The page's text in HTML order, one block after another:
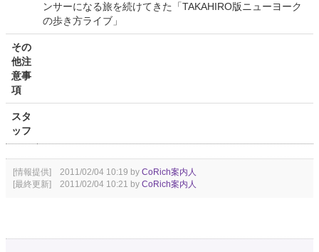
ンサーになる旅を続けてきた「TAKAHIRO版ニューヨーク
の歩き方ライブ」
その
他注
意事
項
スタ
ッフ
[情報提供] 2011/02/04 10:19 by CoRich案内人
[最終更新] 2011/02/04 10:21 by CoRich案内人